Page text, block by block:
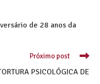
de 28 anos da
Próximo post
PSICOLÓGICA DE